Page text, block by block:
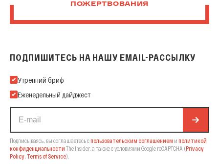
ПОЖЕРТВОВАНИЯ
ПОДПИШИТЕСЬ НА НАШУ EMAIL-РАССЫЛКУ
Подпишитесь на нашу Email-рассылку
Утренний бриф
Еженедельный дайджест
Подписываясь, вы соглашаетесь спользовательским соглашением и политикой
конфиденциальности The Insider, а также с условиями Google reCAPTCHA (Privacy
Policy, Terms of Service).